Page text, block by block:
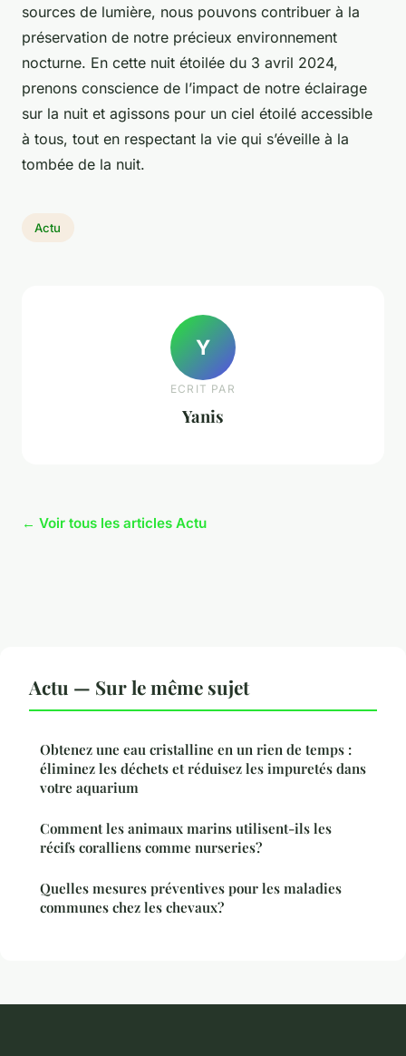
sources de lumière, nous pouvons contribuer à la
préservation de notre précieux environnement
nocturne. En cette nuit étoilée du 3 avril 2024,
prenons conscience de l’impact de notre éclairage
sur la nuit et agissons pour un ciel étoilé accessible
à tous, tout en respectant la vie qui s’éveille à la
tombée de la nuit.
Actu
Y
ECRIT PAR
Yanis
← Voir tous les articles Actu
Actu — Sur le même sujet
Obtenez une eau cristalline en un rien de temps :
éliminez les déchets et réduisez les impuretés dans
votre aquarium
Comment les animaux marins utilisent-ils les
récifs coralliens comme nurseries?
Quelles mesures préventives pour les maladies
communes chez les chevaux?